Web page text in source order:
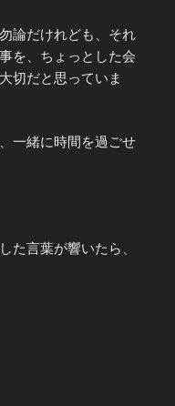
論だけれども、それ
を、ちょっとした会
切だと思っていま
一緒に時間を過ごせ
た言葉が響いたら、